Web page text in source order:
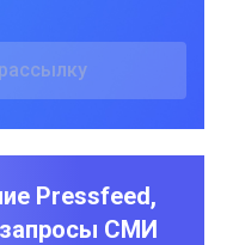
Pressfeed,
запросы СМИ